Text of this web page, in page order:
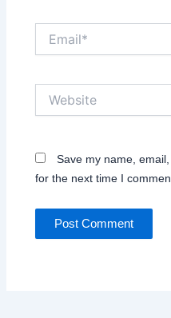
Save my name,
for the next time I